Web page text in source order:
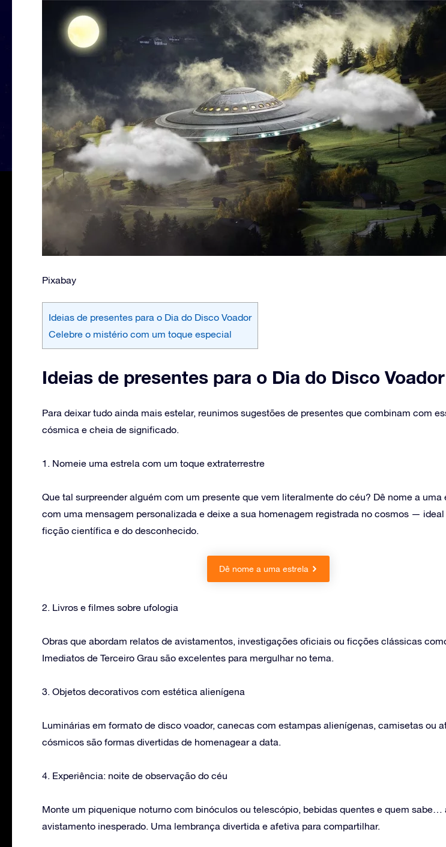
Pixabay
Ideias de presentes para o Dia do Disco Voador
Celebre o mistério com um toque especial
Ideias de presentes para o Dia do Disco Voador
Para deixar tudo ainda mais estelar, reunimos sugestões de presentes que combinam com
cósmica e cheia de significado.
1. Nomeie uma estrela com um toque extraterrestre
Que tal surpreender alguém com um presente que vem literalmente do céu? Dê nome a uma
com uma mensagem personalizada e deixe a sua homenagem registrada no cosmos — ideal
ficção científica e do desconhecido.
Dê nome a uma estrela
2. Livros e filmes sobre ufologia
Obras que abordam relatos de avistamentos, investigações oficiais ou ficções clássicas
Imediatos de Terceiro Grau são excelentes para mergulhar no tema.
3. Objetos decorativos com estética alienígena
Luminárias em formato de disco voador, canecas com estampas alienígenas, camisetas ou
cósmicos são formas divertidas de homenagear a data.
4. Experiência: noite de observação do céu
Monte um piquenique noturno com binóculos ou telescópio, bebidas quentes e quem sabe…
avistamento inesperado. Uma lembrança divertida e afetiva para compartilhar.